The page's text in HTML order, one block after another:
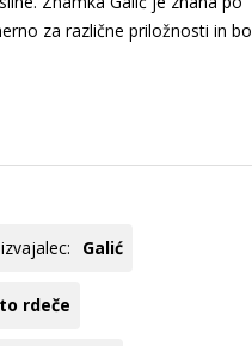
Pinela
Poglej vse
za različne priložnosti in bo
Galić
rdeče